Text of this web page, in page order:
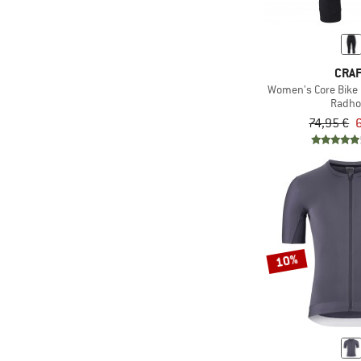
Women's Core
74,95 €
10%